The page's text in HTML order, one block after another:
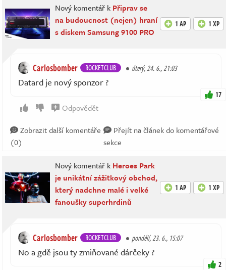
Nový komentář k Připrav se
na budoucnost (nejen) hraní
s diskem Samsung 9100 PRO
1 AP 1 XP
Carlosbomber ROCKETCLUB úterý, 24. 6., 21:03
Datard je nový sponzor ?
17
Odpovědět
Zobrazit další komentáře
(0)
Přejít na článek do komentářové
sekce
Nový komentář k Heroes Park
je unikátní zážitkový obchod,
který nadchne malé i velké
fanoušky superhrdinů
1 AP 1 XP
Carlosbomber ROCKETCLUB pondělí, 23. 6., 15:07
No a gdě jsou ty zmiňované dárčeky ?
2